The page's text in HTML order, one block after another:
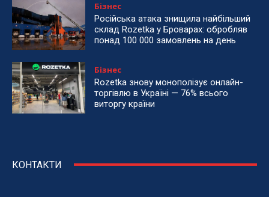
Бізнес
Російська атака знищила найбільший
склад Rozetka у Броварах: обробляв
понад 100 000 замовлень на день
Бізнес
Rozetka знову монополізує онлайн-
торгівлю в Україні — 76% всього
виторгу країни
КОНТАКТИ